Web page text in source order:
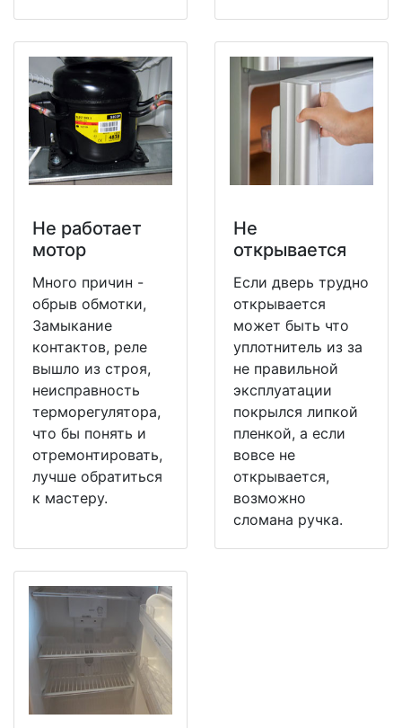
Не работает
мотор
Много причин -
обрыв обмотки,
Замыкание
контактов, реле
вышло из строя,
неисправность
терморегулятора,
что бы понять и
отремонтировать,
лучше обратиться
к мастеру.
Не
открывается
Если дверь трудно
открывается
может быть что
уплотнитель из за
не правильной
эксплуатации
покрылся липкой
пленкой, а если
вовсе не
открывается,
возможно
сломана ручка.